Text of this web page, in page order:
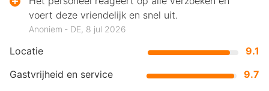
Locatie
9.1
Gastvrijheid en service
9.7
voert deze vriendelijk en snel uit.
Anoniem ‐ DE, 8 jul 2026